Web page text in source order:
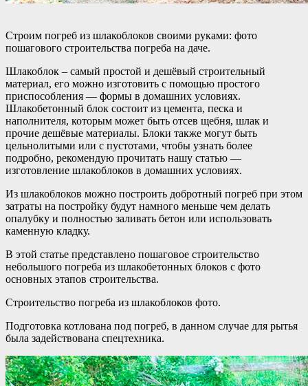
Строим погреб из шлакоблоков своими руками: фото
пошагового строительства погреба на даче.
Шлакоблок – самый простой и дешёвый строительный
материал, его можно изготовить с помощью простого
приспособления — формы в домашних условиях.
Шлакобетонный блок состоит из цемента, песка и
наполнителя, которым может быть отсев щебня, шлак и
прочие дешёвые материалы. Блоки также могут быть
цельнолитыми или с пустотами, чтобы узнать более
подробно, рекомендую прочитать нашу статью —
изготовление шлакоблоков в домашних условиях.
Из шлакоблоков можно построить добротный погреб при этом
затраты на постройку будут намного меньше чем делать
опалубку и полностью заливать бетон или использовать
каменную кладку.
В этой статье представлено пошаговое строительство
небольшого погреба из шлакобетонных блоков с фото
основных этапов строительства.
Строительство погреба из шлакоблоков фото.
Подготовка котлована под погреб, в данном случае для рытья
была задействована спецтехника.